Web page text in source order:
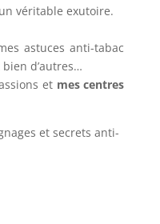
véritable exutoire.
astuces anti-tabac
d’autres…
et mes centres
et secrets anti-